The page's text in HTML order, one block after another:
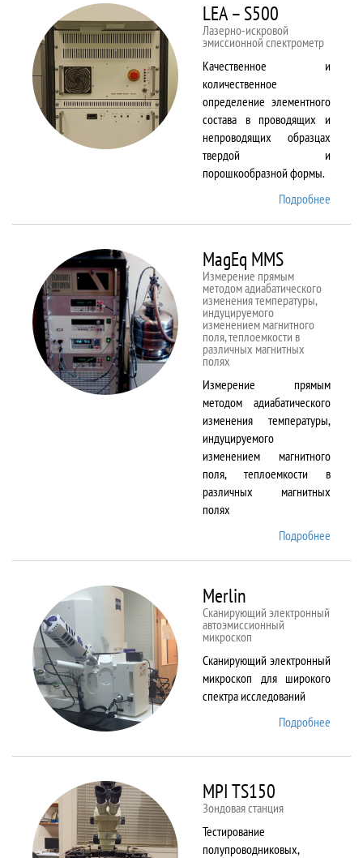
LEA – S500
Лазерно-искровой
эмиссионной спектрометр
Качественное и
количественное
определение элементного
состава в проводящих и
непроводящих образцах
твердой и
порошкообразной формы.
Подробнее
MagEq MMS
Измерение прямым
методом адиабатического
изменения температуры,
индуцируемого
изменением магнитного
поля, теплоемкости в
различных магнитных
полях
Измерение прямым
методом адиабатического
изменения температуры,
индуцируемого
изменением магнитного
поля, теплоемкости в
различных магнитных
полях
Подробнее
Merlin
Сканирующий электронный
автоэмиссионный
микроскоп
Сканирующий электронный
микроскоп для широкого
спектра исследований
Подробнее
MPI TS150
Зондовая станция
Тестирование
полупроводниковых,